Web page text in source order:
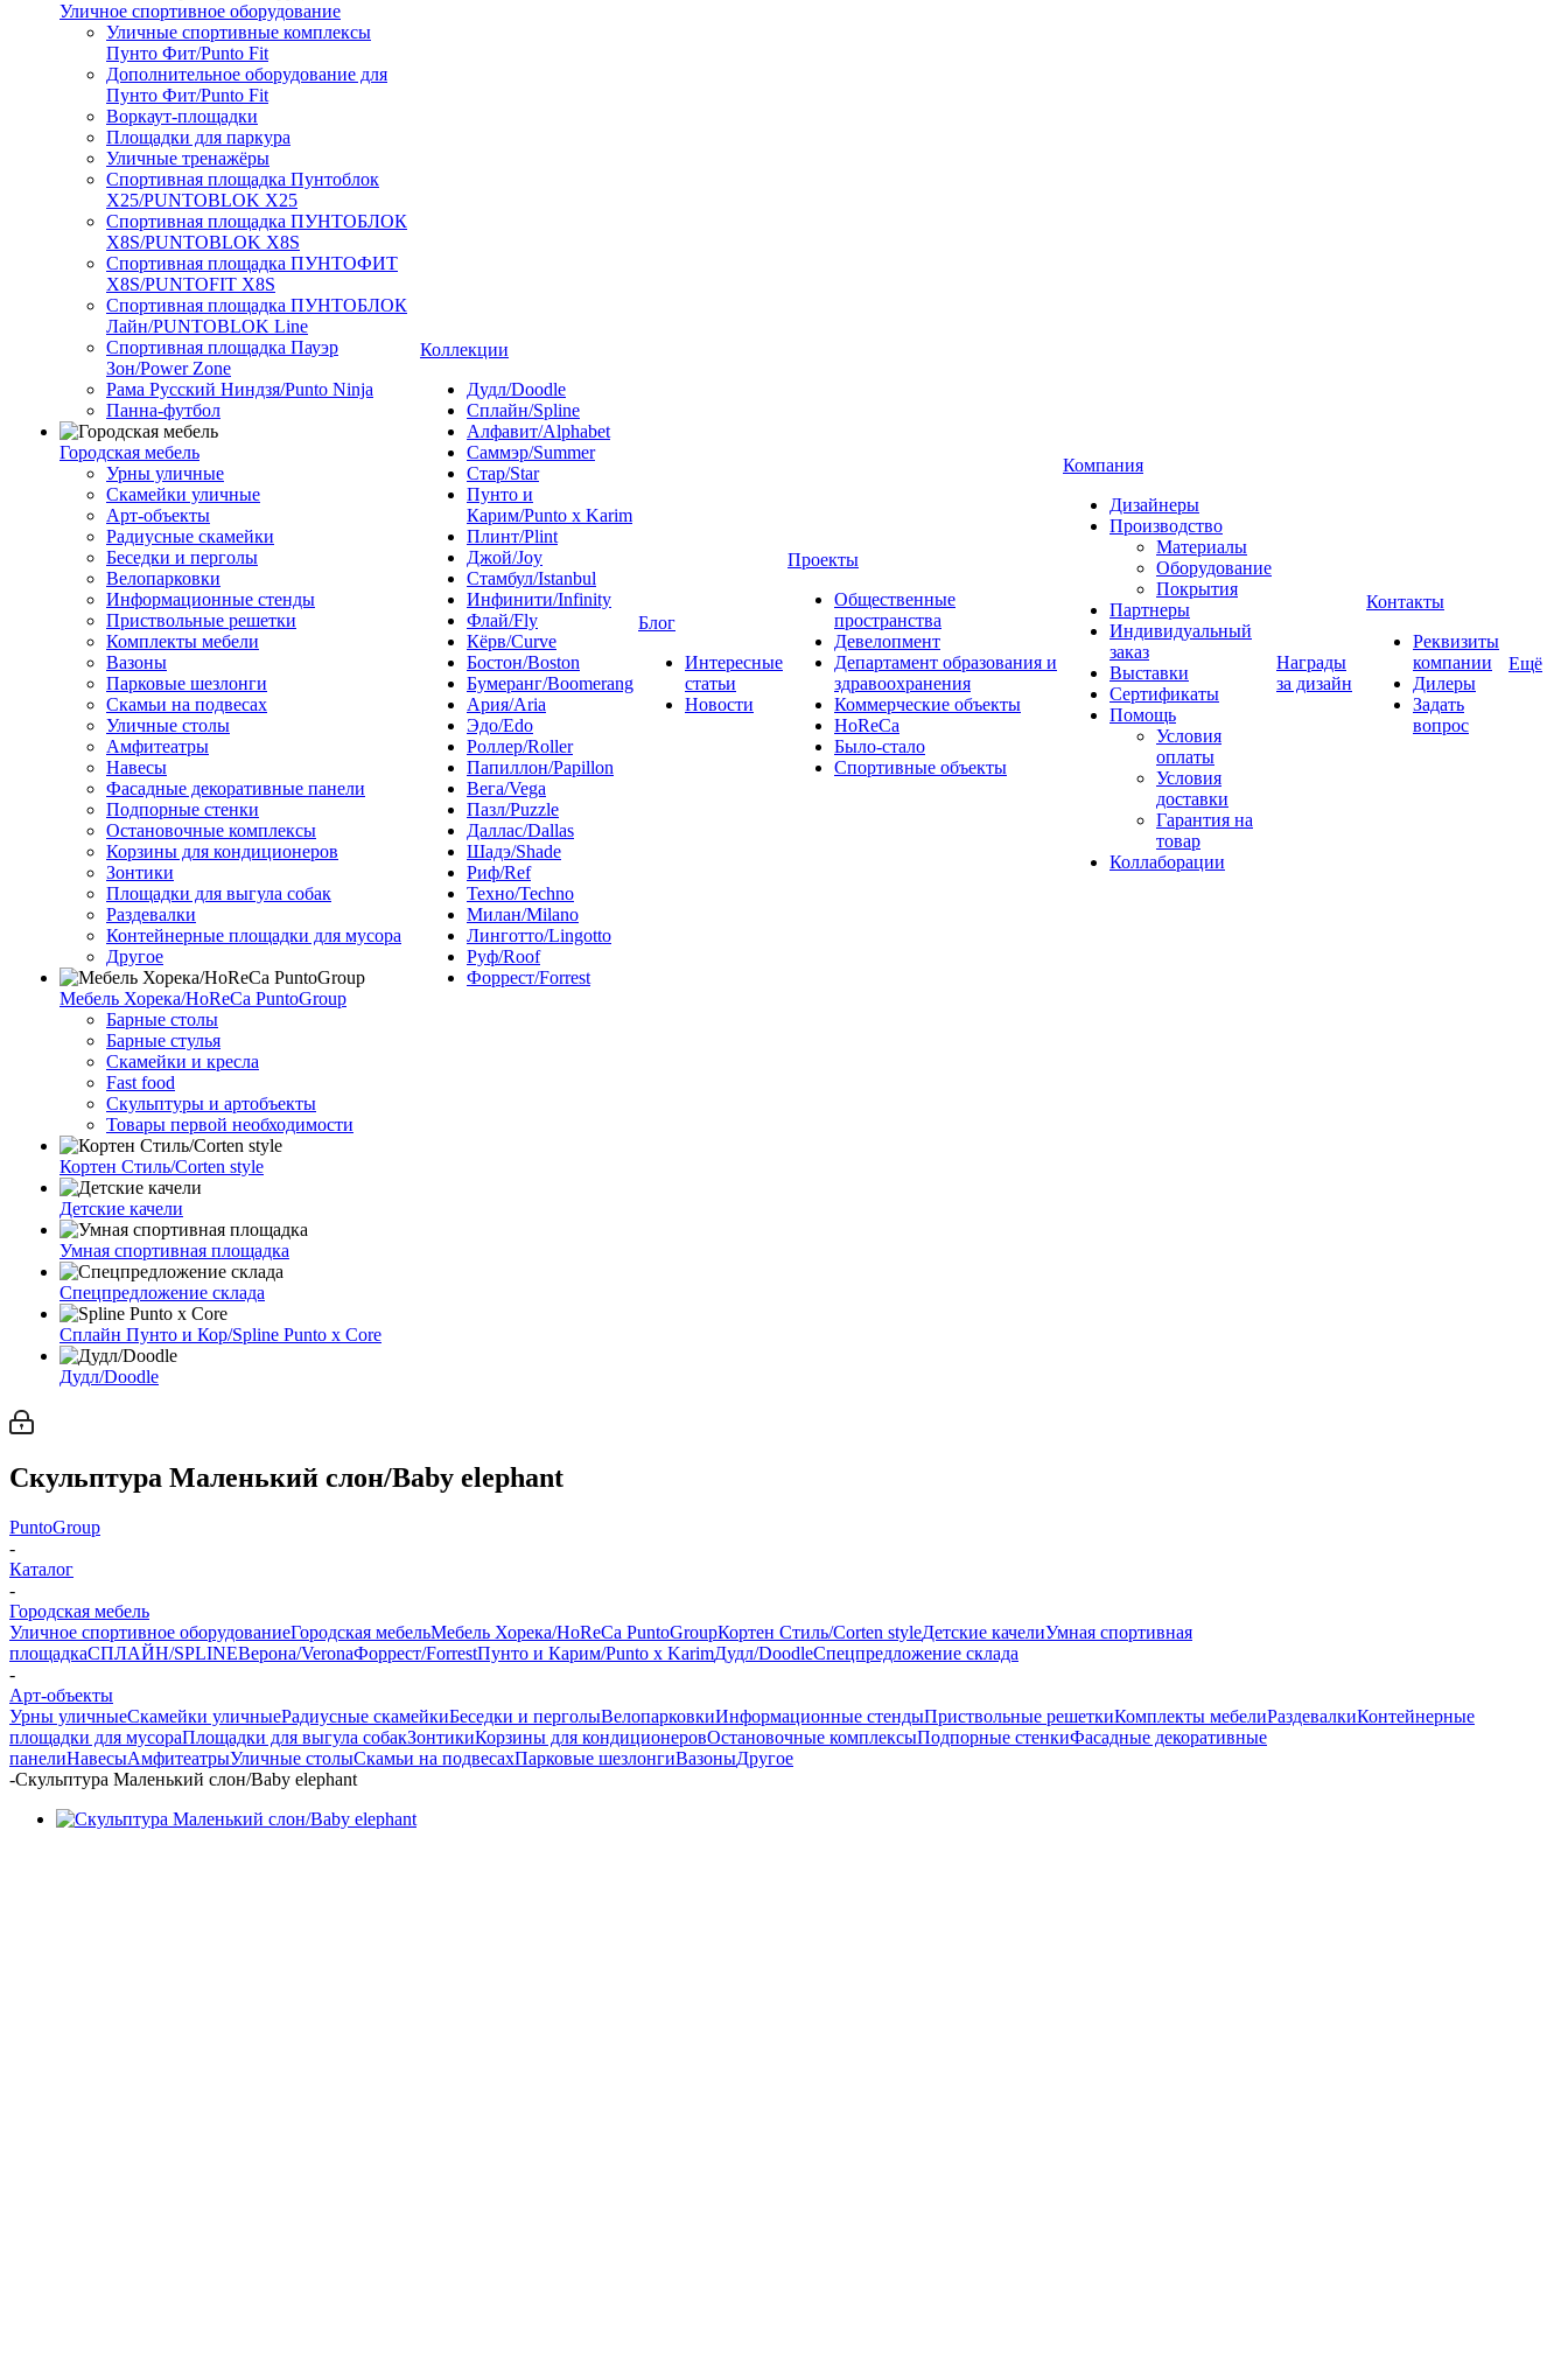
Уличное спортивное оборудование
Уличные спортивные комплексы
Пунто Фит/Punto Fit
Дополнительное оборудование для
Пунто Фит/Punto Fit
Воркаут-площадки
Площадки для паркура
Уличные тренажёры
Спортивная площадка Пунтоблок
Х25/PUNTOBLOK X25
Спортивная площадка ПУНТОБЛОК
X8S/PUNTOBLOK X8S
Спортивная площадка ПУНТОФИТ
X8S/PUNTOFIT X8S
Спортивная площадка ПУНТОБЛОК
Лайн/PUNTOBLOK Line
Спортивная площадка Пауэр
Зон/Power Zone
Рама Русский Ниндзя/Punto Ninja
Панна-футбол
Городская мебель
Урны уличные
Скамейки уличные
Арт-объекты
Радиусные скамейки
Беседки и перголы
Велопарковки
Информационные стенды
Приствольные решетки
Комплекты мебели
Вазоны
Парковые шезлонги
Скамьи на подвесах
Уличные столы
Амфитеатры
Навесы
Фасадные декоративные панели
Подпорные стенки
Остановочные комплексы
Корзины для кондиционеров
Зонтики
Площадки для выгула собак
Раздевалки
Контейнерные площадки для мусора
Другое
Мебель Хорека/HoReCa PuntoGroup
Барные столы
Барные стулья
Скамейки и кресла
Fast food
Скульптуры и артобъекты
Товары первой необходимости
Кортен Стиль/Corten style
Детские качели
Умная спортивная площадка
Спецпредложение склада
Сплайн Пунто и Кор/Spline Punto x Core
Дудл/Doodle
Коллекции
Дудл/Doodle
Сплайн/Spline
Алфавит/Alphabet
Саммэр/Summer
Стар/Star
Пунто и
Карим/Punto x Karim
Плинт/Plint
Джой/Joy
Стамбул/Istanbul
Инфинити/Infinity
Флай/Fly
Кёрв/Curve
Бостон/Boston
Бумеранг/Boomerang
Ария/Aria
Эдо/Edo
Роллер/Roller
Папиллон/Papillon
Вега/Vega
Пазл/Puzzle
Даллас/Dallas
Шадэ/Shade
Риф/Ref
Техно/Techno
Милан/Milano
Линготто/Lingotto
Руф/Roof
Форрест/Forrest
Блог
Интересные
статьи
Новости
Проекты
Общественные
пространства
Девелопмент
Департамент образования и
здравоохранения
Коммерческие объекты
HoReCa
Было-стало
Спортивные объекты
Компания
Дизайнеры
Производство
Материалы
Оборудование
Покрытия
Партнеры
Индивидуальный
заказ
Выставки
Сертификаты
Помощь
Условия
оплаты
Условия
доставки
Гарантия на
товар
Коллаборации
Награды
за дизайн
Контакты
Реквизиты
компании
Дилеры
Задать
вопрос
Ещё
Скульптура Маленький слон/Baby elephant
PuntoGroup
-
Каталог
-
Городская мебель
Уличное спортивное оборудованиеГородская мебельМебель Хорека/HoReCa PuntoGroupКортен Стиль/Corten styleДетские качелиУмная спортивная
площадкаСПЛАЙН/SPLINEВерона/VeronaФоррест/ForrestПунто и Карим/Punto x KarimДудл/DoodleСпецпредложение склада
-
Арт-объекты
Урны уличныеСкамейки уличныеРадиусные скамейкиБеседки и перголыВелопарковкиИнформационные стендыПриствольные решеткиКомплекты мебелиРаздевалкиКонтейнерные
площадки для мусораПлощадки для выгула собакЗонтикиКорзины для кондиционеровОстановочные комплексыПодпорные стенкиФасадные декоративные
панелиНавесыАмфитеатрыУличные столыСкамьи на подвесахПарковые шезлонгиВазоныДругое
-Скульптура Маленький слон/Baby elephant